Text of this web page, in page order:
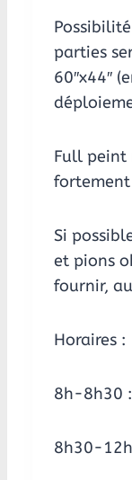
parties
60″x44″
Full peint
Si
et pions
fournir,
Horaires :
8h-8h30
8h30-